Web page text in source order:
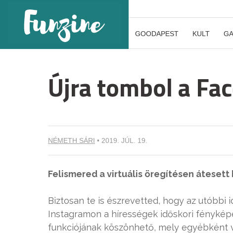
GOODAPEST KULT
Újra tombol a
NÉMETH SÁRI • 2019. JÚL. 19.
Felismered a virtuális öregítésen átesett
Biztosan te is észrevetted, hogy az utóbbi
Instagramon a hírességek időskori
funkciójának köszönhető, mely